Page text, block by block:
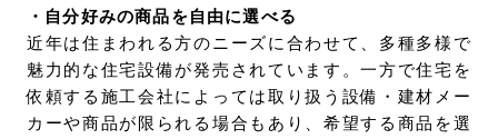
・自分好みの商品を自由に選べる
近年は住まわれる方のニーズに合わせて、多種多様で
魅力的な住宅設備が発売されています。一方で住宅を
依頼する施工会社によっては取り扱う設備・建材メー
カーや商品が限られる場合もあり、希望する商品を選